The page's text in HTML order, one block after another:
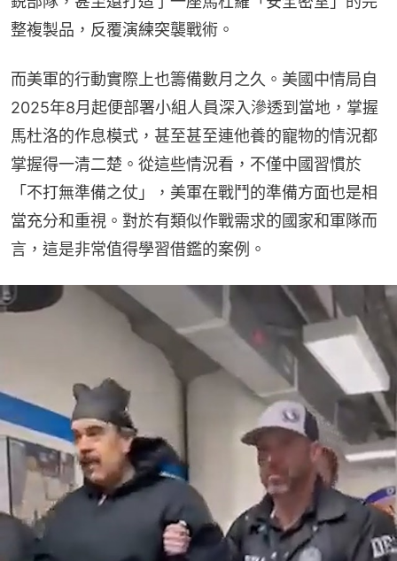
整複製品，反覆演練突襲戰術。
而美軍的行動實際上也籌備數月之久。美國中情局自
2025年8月起便部署小組人員深入滲透到當地，掌握
馬杜洛的作息模式，甚至甚至連他養的寵物的情況都
掌握得一清二楚。從這些情況看，不僅中國習慣於
「不打無準備之仗」，美軍在戰鬥的準備方面也是相
當充分和重視。對於有類似作戰需求的國家和軍隊而
言，這是非常值得學習借鑑的案例。